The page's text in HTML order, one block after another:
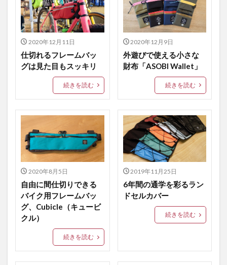
2020年12月11日
仕切れるフレームバッ
グは見た目もスッキリ
続きを読む
2020年12月9日
外遊びで使える小さな
財布「ASOBI Wallet」
続きを読む
2020年8月5日
自由に間仕切りできる
バイク用フレームバッ
グ、Cubicle（キュービ
クル）
続きを読む
2019年11月25日
6年間の通学を彩るラン
ドセルカバー
続きを読む
ソソグ
ニセコグラベル
ハイキング
ハイキング用財布
ハイク
ハンドメイド
ハンドメイドギア
ハーフパイントグラス
ハーフパイントグラスケース
バイクパッキング
バイシクルコーヒー
バックパック風ランドセルカバー
パイントグラス
ポケット付きランドセルカバー
ママバッグ
ランドセルカバー
ロックグラス
ロックグラスケース
ワイングラス
子供のための道具
子供の山道具
子供サコッシュ
子供用サコッシュ
子供用ショルダーバッグ
子供用財布
子供自転車
子供財布
子連れサイクリング
子連れライド
富士山グラス
小型財布
槍ヶ岳グラス
次世代ランドセルカバー